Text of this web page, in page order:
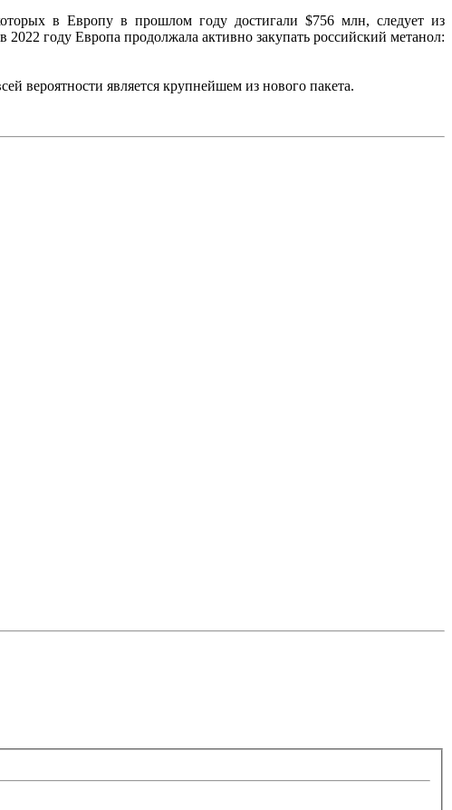
в Европу в прошлом году достигали $756 млн, следует из
году Европа продолжала активно закупать российский метанол:
вероятности является крупнейшем из нового пакета.